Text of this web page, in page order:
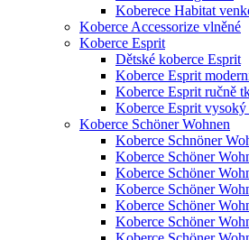
Koberece Habitat
Koberce Accessorize vlněné
Koberce Esprit
Dětské koberce Esprit
Koberce Esprit
Koberce Esprit ručně
Koberce Esprit vysoký
Koberce Schöner Wohnen
Koberce Schnöner
Koberce Schöner
Koberce Schöner
Koberce Schöner
Koberce Schöner
Koberce Schöner